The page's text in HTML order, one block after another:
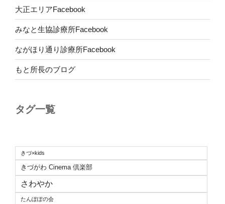
大正エリアFacebook
みなと生協診療所Facebook
ながほり通り診療所Facebook
もと所長のブログ
タグ一覧
きづ×kids
きづがわ Cinema 倶楽部
さわやか
たんぽぽの会